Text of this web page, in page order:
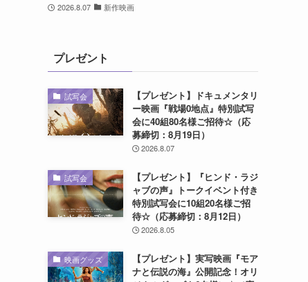
2026.8.07 新作映画
プレゼント
試写会
【プレゼント】ドキュメンタリ
ー映画『戦場0地点』特別試写
会に40組80名様ご招待☆（応
募締切：8月19日）
2026.8.07
試写会
【プレゼント】『ヒンド・ラジ
ャブの声』トークイベント付き
特別試写会に10組20名様ご招
待☆（応募締切：8月12日）
2026.8.05
映画グッズ
【プレゼント】実写映画『モア
ナと伝説の海』公開記念！オリ